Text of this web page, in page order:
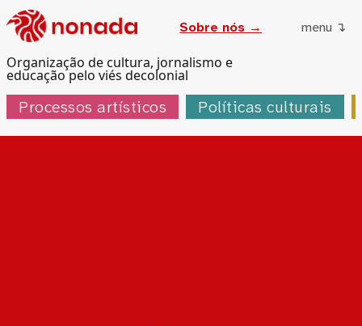
Organização de cultura, jornalismo e
educação pelo viés decolonial
Sobre nós → menu ↴
Processos artísticos Políticas culturais